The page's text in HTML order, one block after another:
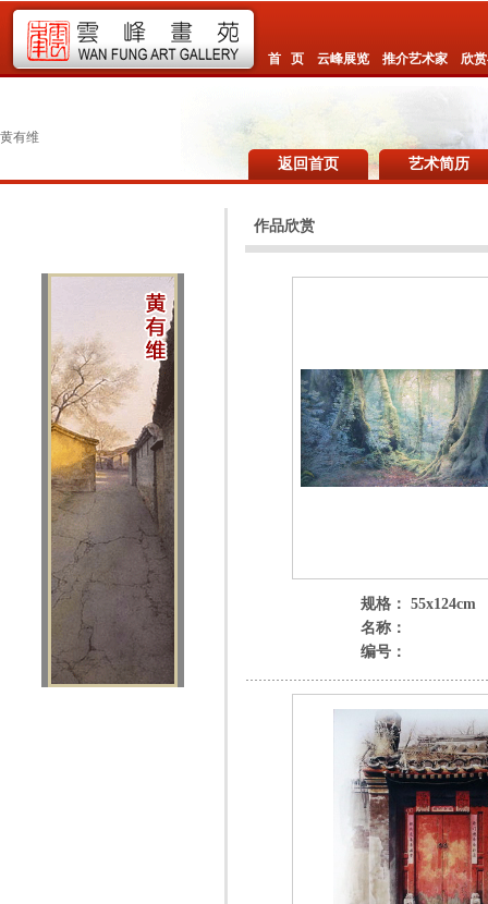
首 页 云峰展览 推介艺术家 欣
黄有维
返回首页 艺术简历
作品欣赏
规格： 55x124cm
名称：
编号：